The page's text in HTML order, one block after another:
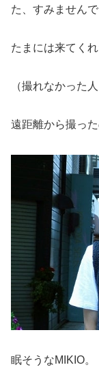
た、すみません
たまには来てく
（撮れなかった
遠距離から撮っ
眠そうなMIKIO。